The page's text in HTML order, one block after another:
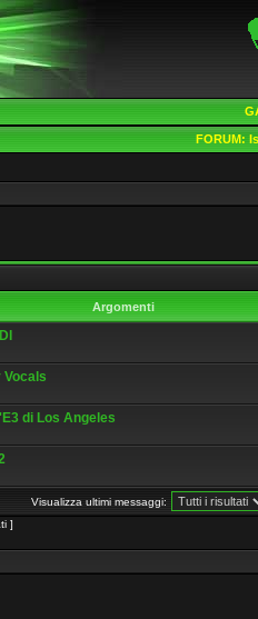
FORUM:
Argomenti
Vocals
di Los Angeles
Visualizza ultimi messaggi:
]